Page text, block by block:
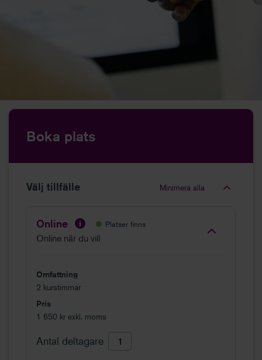
Boka plats
Välj tillfälle Minimera alla
Online Platser finns
Online när du vill
Omfattning
2 kurstimmar
Pris
1 650 kr exkl. moms
Antal deltagare